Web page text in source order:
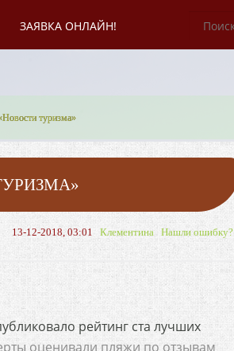
ЗАЯВКА ОНЛАЙН!
туризма»
13-12-2018, 03:01 Клементина Нашли ошибку?
рейтинг ста лучших
оценивали пляжи по отзывам